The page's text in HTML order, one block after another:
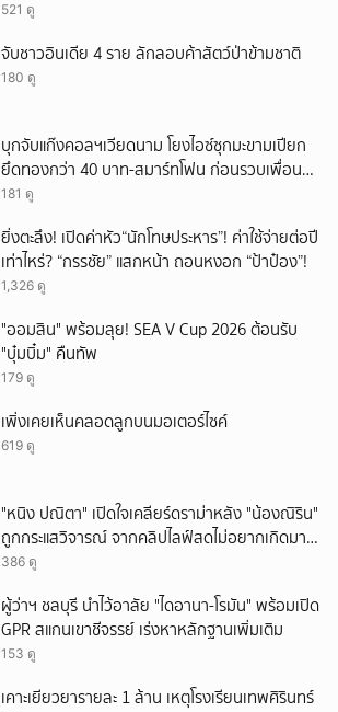
521 ดู
จับชาวอินเดีย 4 ราย ลักลอบค้าสัตว์ป่าข้ามชาติ
180 ดู
บุกจับแก๊งคอลฯเวียดนาม โยงไอซ์ซุกมะขามเปียก
ยึดทองกว่า 40 บาท-สมาร์ทโฟน ก่อนรวบเพื่อน
ร่วมทีมหอบเงิน 1.5 แสนติดสินบนคาโรงพัก
181 ดู
ยิ่งตะลึง! เปิดค่าหัว“นักโทษประหาร”! ค่าใช้จ่ายต่อปี
เท่าไหร่? “กรรชัย” แสกหน้า ถอนหงอก “ป้าป๋อง”!
1,326 ดู
"ออมสิน" พร้อมลุย! SEA V Cup 2026 ต้อนรับ
"บุ๋มบิ๋ม" คืนทัพ
179 ดู
เพิ่งเคยเห็นคลอดลูกบนมอเตอร์ไซค์
619 ดู
"หนิง ปณิตา" เปิดใจเคลียร์ดราม่าหลัง "น้องณิริน"
ถูกกระแสวิจารณ์ จากคลิปไลฟ์สดไม่อยากเกิดมา
หน้าเหมือนพ่อ
386 ดู
ผู้ว่าฯ ชลบุรี นำไว้อาลัย "ไดอานา-โรมัน" พร้อมเปิด
GPR สแกนเขาชีจรรย์ เร่งหาหลักฐานเพิ่มเติม
153 ดู
เคาะเยียวยารายละ 1 ล้าน เหตุโรงเรียนเทพศิรินทร์